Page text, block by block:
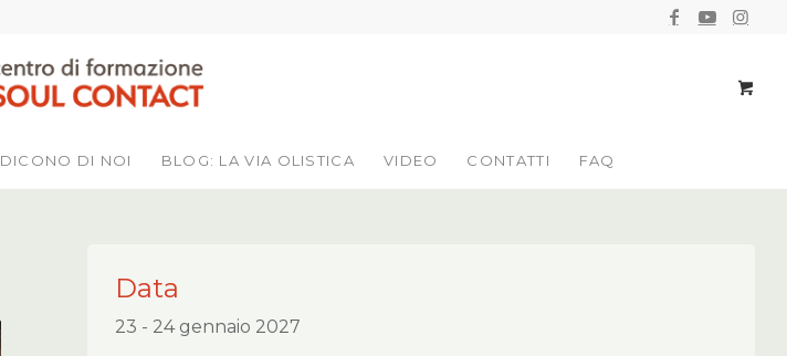
DICONO DI NOI BLOG: LA VIA OLISTICA VIDEO CONTATTI FAQ
Data
23 - 24 gennaio 2027